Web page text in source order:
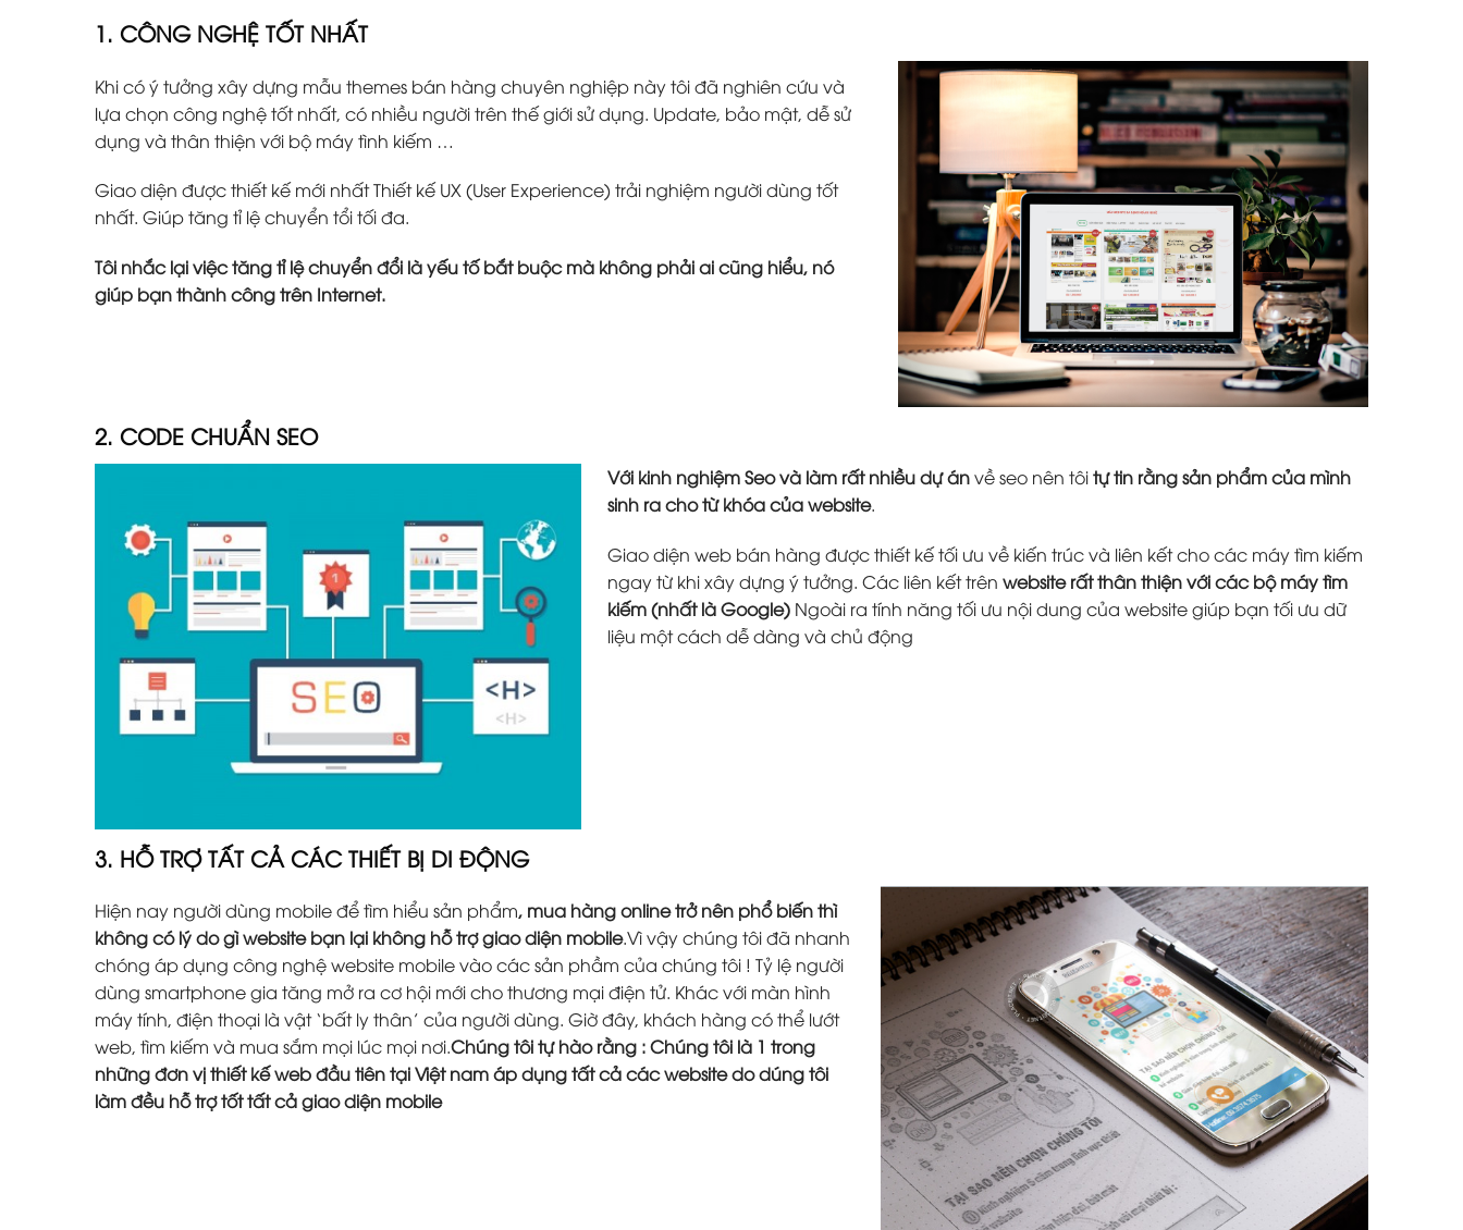
1. CÔNG NGHỆ TỐT NHẤT
Khi có ý tưởng xây dựng mẫu themes bán hàng chuyên nghiệp này tôi đã nghiên cứu và
lựa chọn công nghệ tốt nhất, có nhiều người trên thế giới sử dụng. Update, bảo mật, dễ sử
dụng và thân thiện với bộ máy tình kiếm …
Giao diện được thiết kế mới nhất Thiết kế UX (User Experience) trải nghiệm người dùng tốt
nhất. Giúp tăng tỉ lệ chuyển tổi tối đa.
Tôi nhắc lại việc tăng tỉ lệ chuyển đổi là yếu tố bắt buộc mà không phải ai cũng hiểu, nó
giúp bạn thành công trên Internet.
2. CODE CHUẨN SEO
Với kinh nghiệm Seo và làm rất nhiều dự ánvề seo nên tôitự tin rằng sản phẩm của mình
sinh ra cho từ khóa của website.
Giao diện web bán hàng được thiết kế tối ưu về kiến trúc và liên kết cho các máy tìm kiếm
ngay từ khi xây dựng ý tưởng. Các liên kết trên website rất thân thiện với các bộ máy tìm
kiếm (nhất là Google) Ngoài ra tính năng tối ưu nội dung của website giúp bạn tối ưu dữ
liệu một cách dễ dàng và chủ động
3. HỖ TRỢ TẤT CẢ CÁC THIẾT BỊ DI ĐỘNG
Hiện nay người dùng mobile để tìm hiểu sản phẩm, mua hàng online trở nên phổ biến thì
không có lý do gì website bạn lại không hỗ trợ giao diện mobile.Vì vậy chúng tôi đã nhanh
chóng áp dụng công nghệ website mobile vào các sản phầm của chúng tôi ! Tỷ lệ người
dùng smartphone gia tăng mở ra cơ hội mới cho thương mại điện tử. Khác với màn hình
máy tính, điện thoại là vật ‘bất ly thân’ của người dùng. Giờ đây, khách hàng có thể lướt
web, tìm kiếm và mua sắm mọi lúc mọi nơi.Chúng tôi tự hào rằng : Chúng tôi là 1 trong
những đơn vị thiết kế web đầu tiên tại Việt nam áp dụng tất cả các website do dúng tôi
làm đều hỗ trợ tốt tất cả giao diện mobile